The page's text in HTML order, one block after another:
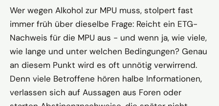
Wer wegen Alkohol zur MPU muss, stolpert fast
immer früh über dieselbe Frage: Reicht ein ETG-
Nachweis für die MPU aus - und wenn ja, wie viele,
wie lange und unter welchen Bedingungen? Genau
an diesem Punkt wird es oft unnötig verwirrend.
Denn viele Betroffene hören halbe Informationen,
verlassen sich auf Aussagen aus Foren oder